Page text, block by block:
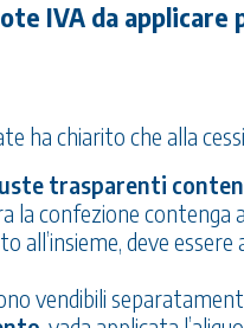
IVA da applicare
ha chiarito che alla
trasparenti
la confezione contenga
all’insieme, deve essere
vendibili